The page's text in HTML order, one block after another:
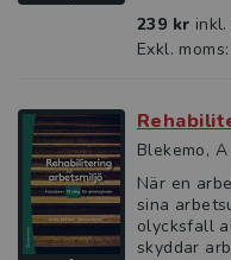
239 kr inkl.
Exkl.
Blekemo,
När en
sina
olycksfall
skyddar